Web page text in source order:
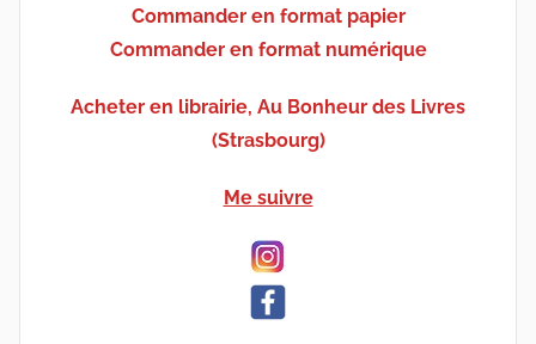
Commander en format papier
Commander en format numérique
Acheter en librairie, Au Bonheur des Livres
(Strasbourg)
Me suivre